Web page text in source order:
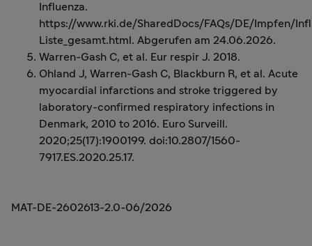
Influenza.
https://www.rki.de/SharedDocs/FAQs/DE/Impfen/
Liste_gesamt.html. Abgerufen am 24.06.2026.
Warren-Gash C, et al. Eur respir J. 2018.
Ohland J, Warren-Gash C, Blackburn R, et al. Acute
myocardial infarctions and stroke triggered by
laboratory-confirmed respiratory infections in
Denmark, 2010 to 2016. Euro Surveill.
2020;25(17):1900199. doi:10.2807/1560-
7917.ES.2020.25.17.
MAT-DE-2602613-2.0-06/2026